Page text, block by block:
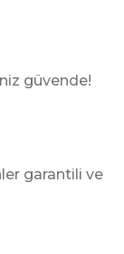
güvende!
garantili ve